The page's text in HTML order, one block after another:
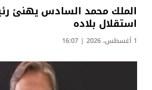
الملك محمد السادس يهنئ
استقلال بلاده
1 أغسطس، 2026 | 16:07